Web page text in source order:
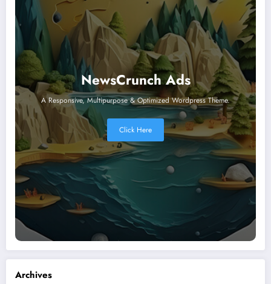
NewsCrunch Ads
A Responsive, Multipurpose & Optimized Wordpress Theme.
Click Here
Archives